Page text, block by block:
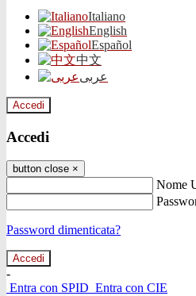
Italiano
English
Español
中文
عربى
Accedi
Accedi
button close ×
Nome
Password dimenticata?
-
Entra con SPID Entra con CIE